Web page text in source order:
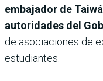
embajador de
autoridades del
de asociaciones de
estudiantes.